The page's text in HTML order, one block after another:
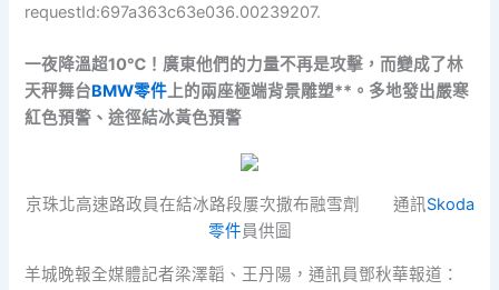
requestId:697a363c63e036.00239207.
一夜降溫超10℃！廣東他們的力量不再是攻擊，而變成了林
天秤舞台BMW零件上的兩座極端背景雕塑**。多地發出嚴寒
紅色預警、途徑結冰黃色預警
京珠北高速路政員在結冰路段屢次撒布融雪劑 通訊Skoda
零件員供圖
羊城晚報全媒體記者梁澤韜、王丹陽，通訊員鄧秋華報道：